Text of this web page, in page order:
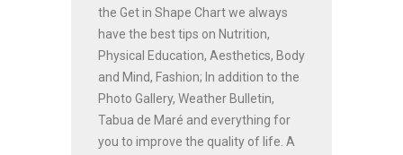
the Get in Shape Chart we always
have the best tips on Nutrition,
Physical Education, Aesthetics, Body
and Mind, Fashion; In addition to the
Photo Gallery, Weather Bulletin,
Tabua de Maré and everything for
you to improve the quality of life. A